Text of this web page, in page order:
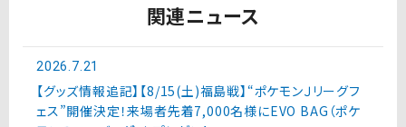
関連ニュース
2026.7.21
【グッズ情報追記】【8/15(土)福島戦】“ポケモンＪリーグフ
ェス”開催決定！来場者先着7,000名様にEVO BAG（ポケ